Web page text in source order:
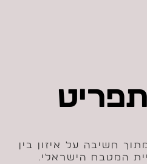
חשיבה על איזון בין
המטבח הישראלי.